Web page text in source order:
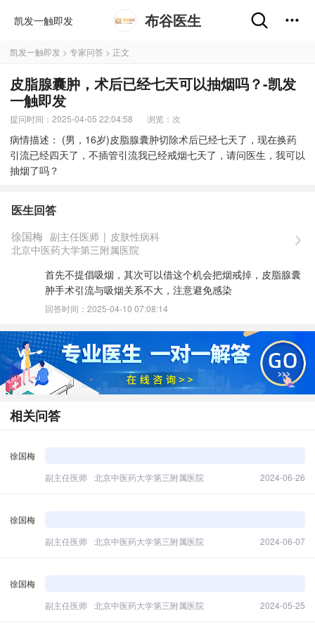
凯发一触即发 布谷医生
凯发一触即发 > 专家问答 > 正文
皮脂腺囊肿，术后已经七天可以抽烟吗？-凯发
一触即发
提问时间：2025-04-05 22:04:58 浏览： 次
病情描述： (男，16岁)皮脂腺囊肿切除术后已经七天了，现在换药
引流已经四天了，不插管引流我已经戒烟七天了，请问医生，我可以
抽烟了吗？
医生回答
徐国梅 副主任医师 | 皮肤性病科
北京中医药大学第三附属医院
首先不提倡吸烟，其次可以借这个机会把烟戒掉，皮脂腺囊
肿手术引流与吸烟关系不大，注意避免感染
回答时间：2025-04-10 07:08:14
相关问答
徐国梅
副主任医师 北京中医药大学第三附属医院 2024-06-26
徐国梅
副主任医师 北京中医药大学第三附属医院 2024-06-07
徐国梅
副主任医师 北京中医药大学第三附属医院 2024-05-25